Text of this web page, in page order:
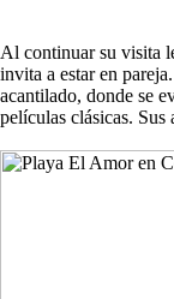
Al continuar su visita
invita a estar en
acantilado, donde se
películas clásicas. Sus